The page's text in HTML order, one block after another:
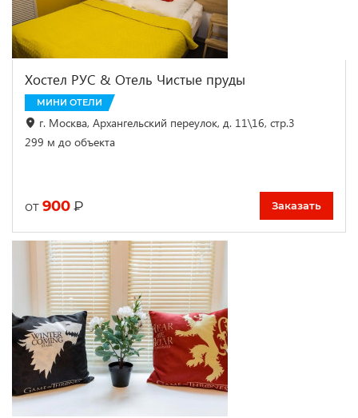
Хостел РУС & Отель Чистые пруды
МИНИ ОТЕЛИ
г. Москва, Архангельский переулок, д. 11\16, стр.3
299 м до объекта
от 900 ₽ Заказать